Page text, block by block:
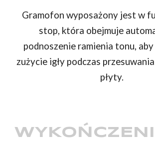
Gramofon wyposażony jest w
stop, która obejmuje
podnoszenie ramienia tonu,
zużycie igły podczas
płyty.